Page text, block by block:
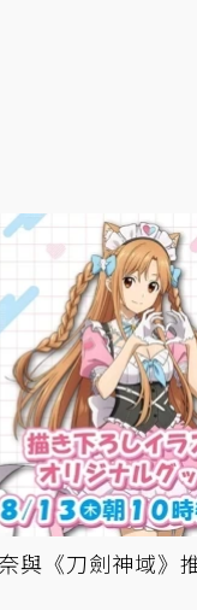
與《刀劍神域》